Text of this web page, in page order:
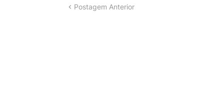
Postagem Anterior